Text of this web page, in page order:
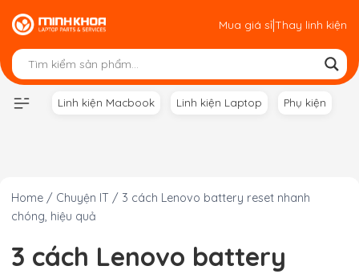
Skip
to
content
Mua giá sỉ|Thay linh kiện
Linh kiện Macbook Linh kiện Laptop Phụ kiện
Home / Chuyện IT / 3 cách Lenovo battery reset nhanh
chóng, hiệu quả
3 cách Lenovo battery